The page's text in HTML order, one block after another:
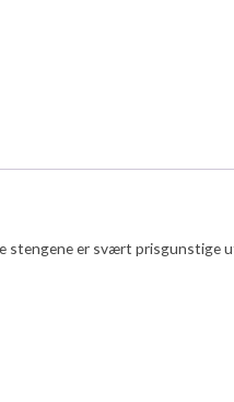
stengene er svært prisgunstige